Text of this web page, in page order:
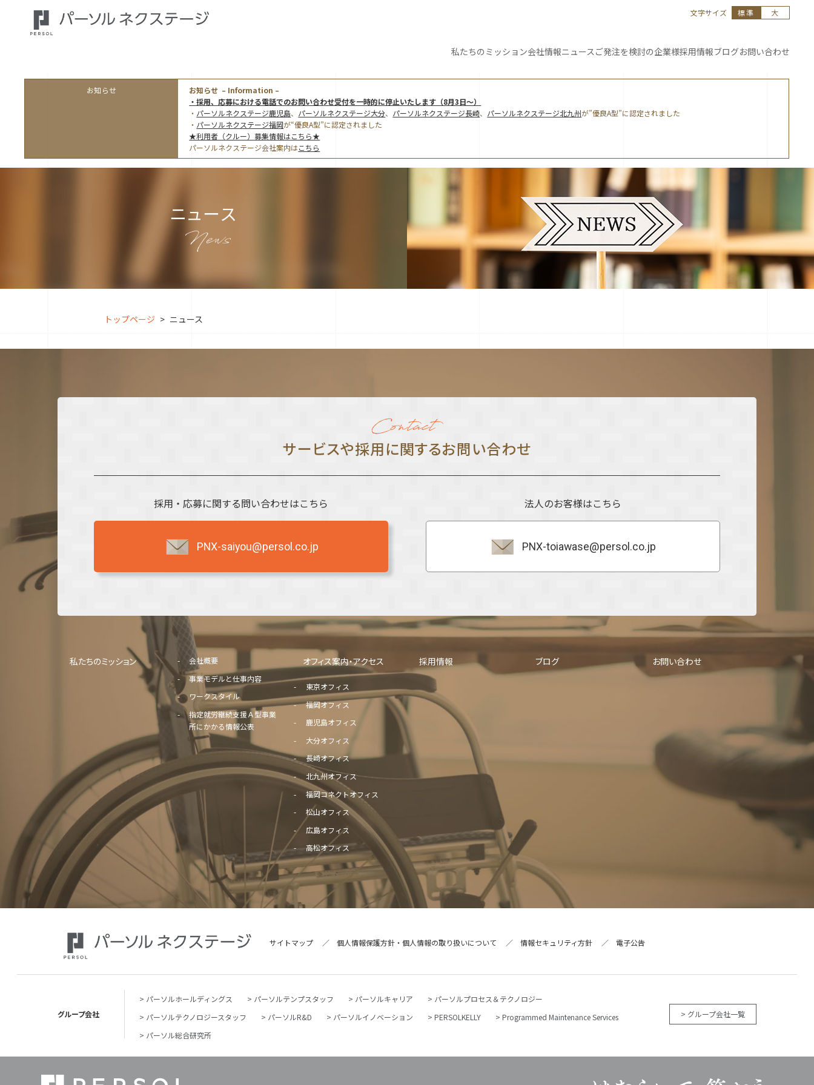
私たちの ミッション会社情報ニュース ご発注を検討の企業様採用情報ブログお問い合わせ
文字サイズ 標準 大
お知らせ
お知らせ – Information –
・採用、応募における電話でのお問い合わせ受付を一時的に停止いたします（8月3日～）
・ パーソルネクステージ鹿児島、 パーソルネクステージ大分、 パーソルネクステージ長崎、 パーソルネクステージ北九州が”優良A型”に認定されました
・ パーソルネクステージ福岡が“優良A型”に認定されました
★利用者（クルー）募集情報はこちら★
パーソルネクステージ会社案内はこちら
ニュース
トップページ ニュース
サービスや採⽤に関するお問い合わせ
採用・応募に関する問い合わせはこちら
PNX-saiyou@persol.co.jp
法人のお客様はこちら
PNX-toiawase@persol.co.jp
私たちのミッション
会社概要
事業モデルと仕事内容
ワークスタイル
指定就労継続支援Ａ型事業
所にかかる情報公表
オフィス案内・アクセス
東京オフィス
福岡オフィス
鹿児島オフィス
大分オフィス
長崎オフィス
北九州オフィス
福岡コネクトオフィス
松山オフィス
広島オフィス
高松オフィス
採用情報 ブログ お問い合わせ
サイトマップ 個人情報保護方針・個人情報の取り扱いについて 情報セキュリティ方針 電子公告
グループ会社
パーソルホールディングス パーソルテンプスタッフ パーソルキャリア
パーソルプロセス＆テクノロジー
パーソルテクノロジースタッフ
パーソルR&D パーソルイノベーション PERSOLKELLY
Programmed Maintenance Services
パーソル総合研究所
> グループ会社一覧